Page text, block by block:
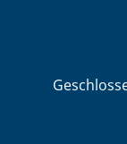
Klicken,